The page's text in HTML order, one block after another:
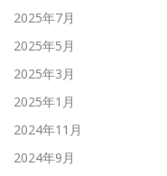
2025年7月
2025年5月
2025年3月
2025年1月
2024年11月
2024年9月